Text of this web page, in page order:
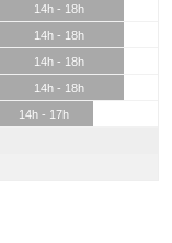
14h - 18h
14h - 18h
14h - 18h
14h - 18h
14h - 17h